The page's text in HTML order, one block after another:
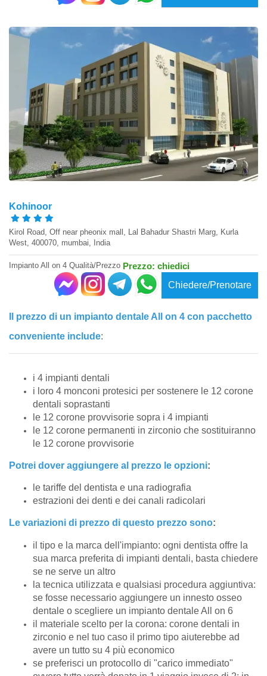
Kohinoor
Kirol Road, Off near pheonix mall, Lal Bahadur Shastri Marg, Kurla
West, 400070, mumbai, India
Impianto All on 4 Qualità/Prezzo Prezzo: chiedici
Chiedere/Prenotare
Il prezzo di un impianto dentale All on 4 con pacchetto
conveniente include:
i 4 impianti dentali
i loro 4 monconi protesici per sostenere le 12 corone
dentali soprastanti
le 12 corone provvisorie sopra i 4 impianti
le 12 corone permanenti in zirconio che sostituiranno
le 12 corone provvisorie
Potrei dover aggiungere al prezzo le opzioni:
le tariffe del dentista e una radiografia
estrazioni dei denti e dei canali radicolari
Le variazioni di prezzo di questo prezzo sono:
il tipo e la marca dell'impianto: ogni dentista offre la
sua marca preferita di impianti dentali, basta chiedere
se ne serve un altro
la tecnica utilizzata e qualsiasi procedura aggiuntiva:
se fosse necessario aggiungere un innesto osseo
dentale o scegliere un impianto dentale All on 6
il materiale scelto per la corona: corone dentali in
zirconio e nel tuo caso il primo tipo aiuterebbe ad
avere un tutto su 4 più economico
se preferisci un protocollo di "carico immediato"